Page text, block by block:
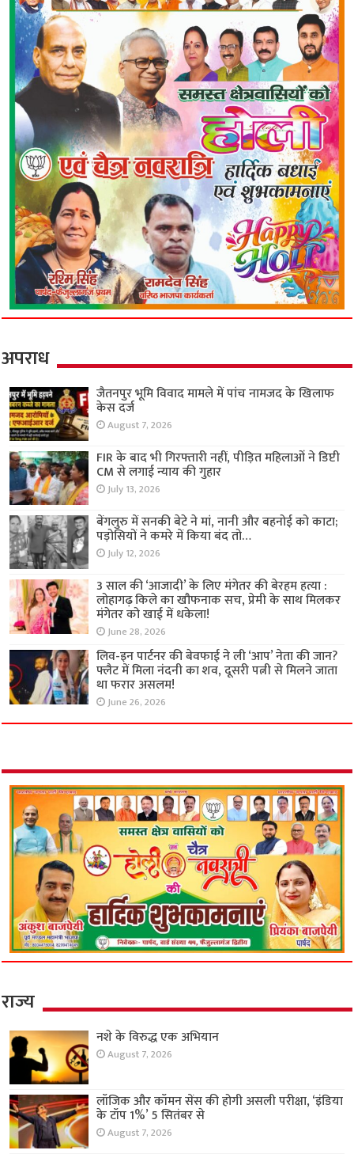
अपराध
जैतनपुर भूमि विवाद मामले में पांच नामजद के खिलाफ
केस दर्ज
August 7, 2026
FIR के बाद भी गिरफ्तारी नहीं, पीड़ित महिलाओं ने डिप्टी
CM से लगाई न्याय की गुहार
July 13, 2026
बेंगलुरु में सनकी बेटे ने मां, नानी और बहनोई को काटा;
पड़ोसियों ने कमरे में किया बंद तो…
July 12, 2026
3 साल की ‘आजादी’ के लिए मंगेतर की बेरहम हत्या :
लोहागढ़ किले का खौफनाक सच, प्रेमी के साथ मिलकर
मंगेतर को खाई में धकेला!
June 28, 2026
लिव-इन पार्टनर की बेवफाई ने ली ‘आप’ नेता की जान?
फ्लैट में मिला नंदनी का शव, दूसरी पत्नी से मिलने जाता
था फरार असलम!
June 26, 2026
राज्य
नशे के विरुद्ध एक अभियान
August 7, 2026
लॉजिक और कॉमन सेंस की होगी असली परीक्षा, ‘इंडिया
के टॉप 1%’ 5 सितंबर से
August 7, 2026